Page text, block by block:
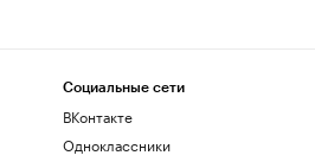
Социальные сети
ВКонтакте
Одноклассники